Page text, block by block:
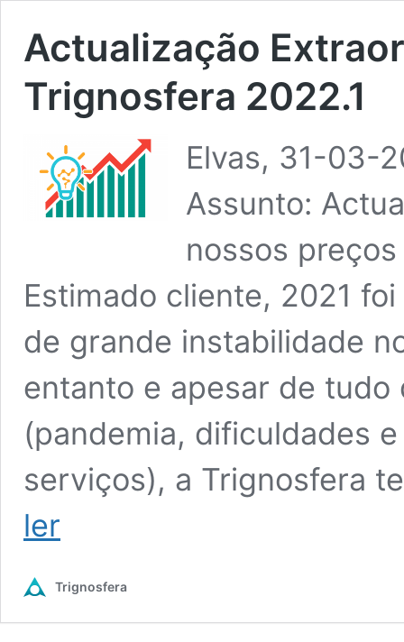
Actualização
Trignosfera 2022.1
Elvas, 31-03-
Assunto:
nossos
Estimado cliente, 2021
de grande instabilidade
entanto e apesar de tudo
(pandemia, dificuldades
serviços), a Trignosfera
ler
da
2022.1
Trignosfera